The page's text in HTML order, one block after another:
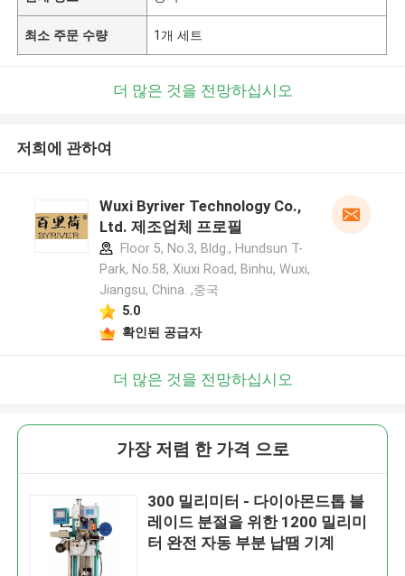
최소 주문 수량 1개 세트
더 많은 것을 전망하십시오
저희에 관하여
Wuxi Byriver Technology Co.,
Ltd. 제조업체 프로필
Floor 5, No.3, Bldg., Hundsun T-
Park, No.58, Xiuxi Road, Binhu, Wuxi,
Jiangsu, China. ,중국
5.0
확인된 공급자
더 많은 것을 전망하십시오
가장 저렴 한 가격 으로
300 밀리미터 - 다이아몬드톱 블
레이드 분절을 위한 1200 밀리미
터 완전 자동 부분 납땜 기계